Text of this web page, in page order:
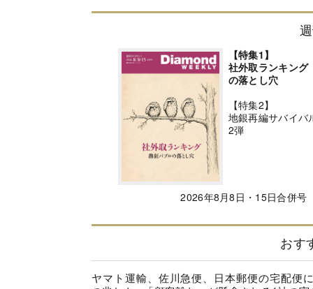
【特集1】
社外取ランキン
の落とし穴
【特集2】
地銀再編サバイ
2弾
2026年8月8日・15日合併号
おす
ヤマト運輸、佐川急便、日本郵便の宅配便